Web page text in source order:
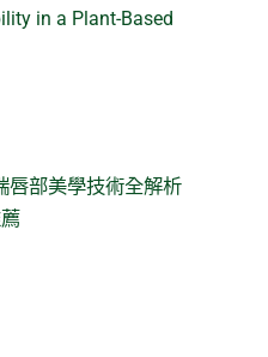
in a Plant-Based
唇部美學技術全解析